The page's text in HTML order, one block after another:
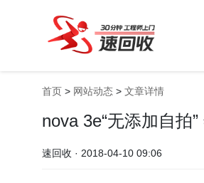
首页 > 网站动态 > 文章详情
nova 3e“无添加自拍
速回收 · 2018-04-10 09:06